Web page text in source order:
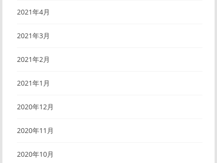
2021年4月
2021年3月
2021年2月
2021年1月
2020年12月
2020年11月
2020年10月